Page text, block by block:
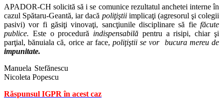
APADOR-CH solicită să i se comunice rezultatul anchetei interne în
cazul Spătaru-Geantă, iar dacă poliţiştii implicaţi (agresorul şi colegii
pasivi) vor fi găsiţi vinovaţi, sancţiunile disciplinare să fie făcute
publice. Este o procedură indispensabilă pentru a risipi, chiar şi
parţial, bănuiala că, orice ar face, poliţiştii se vor bucura mereu de
impunitate.
Manuela Stefănescu
Nicoleta Popescu
Răspunsul IGPR în acest caz